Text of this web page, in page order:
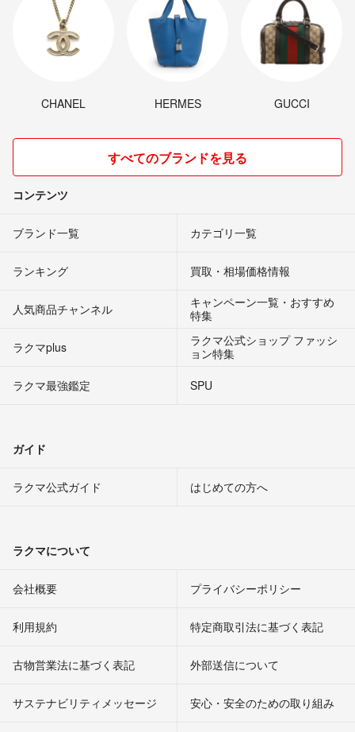
CHANEL HERMES GUCCI
すべてのブランドを見る
コンテンツ
ブランド一覧 カテゴリ一覧
ランキング 買取・相場価格情報
人気商品チャンネル
キャンペーン一覧・おすすめ
特集
ラクマplus
ラクマ公式ショップ ファッシ
ョン特集
ラクマ最強鑑定
SPU
ガイド
ラクマ公式ガイド はじめての方へ
ラクマについて
会社概要 プライバシーポリシー
利用規約 特定商取引法に基づく表記
古物営業法に基づく表記 外部送信について
サステナビリティメッセージ 安心・安全のための取り組み